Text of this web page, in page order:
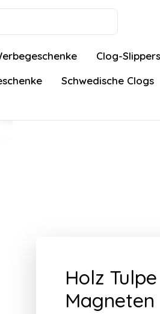
Clog-Slippers
Schwedische Clogs
Holz
Magneten